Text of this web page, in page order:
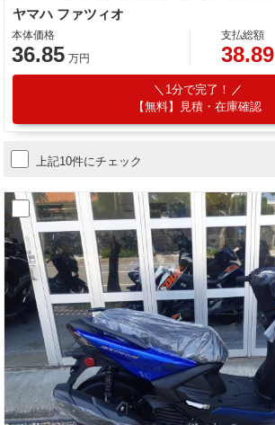
ヤマハ ファツィオ
本体価格
36.85 万円
支払総額
38.89
1分で完了！
【無料】見積・在庫確認
上記10件にチェック